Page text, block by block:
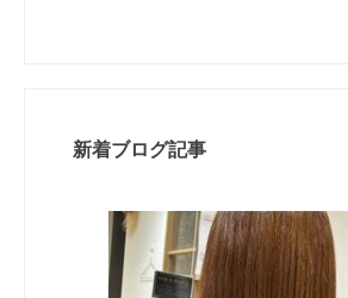
新着ブログ記事